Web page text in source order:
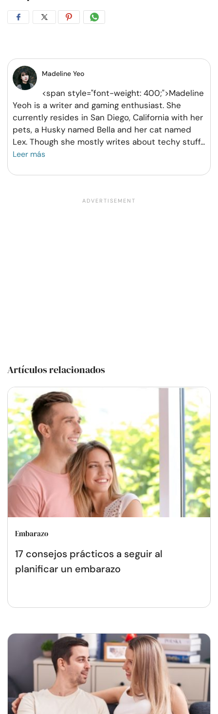
CompartirCompartirCompartirCompartir
Madeline Yeo
<span style="font-weight: 400;">Madeline
Yeoh is a writer and gaming enthusiast. She
currently resides in San Diego, California with her
pets, a Husky named Bella and her cat named
Lex. Though she mostly writes about techy stuff...
Leer más
Artículos relacionados
Embarazo
17 consejos prácticos a seguir al
planificar un embarazo